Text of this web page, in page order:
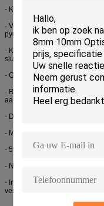
- Klein in grootte, lichtgewicht:
- Vergt slechts 9 seconden
pyrocondensation;
- Kan automatisch begin van
sluiten van de dekking
- Gelijktijdige vertoning van X/
- Realtime die voor
aanpassing;
- De elektrode heeft met lange
- Met USB en VGA-havens;
- 5,0 duim digitale hoge
- Nauwkeurige vertoning in
- Ingebouwde hoge
verwarmen toelaat;